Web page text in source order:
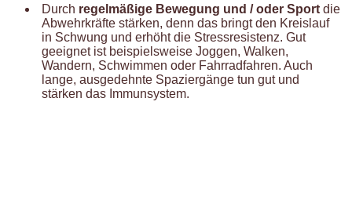
Durch regelmäßige Bewegung und / oder Sport die
Abwehrkräfte stärken, denn das bringt den Kreislauf
in Schwung und erhöht die Stressresistenz. Gut
geeignet ist beispielsweise Joggen, Walken,
Wandern, Schwimmen oder Fahrradfahren. Auch
lange, ausgedehnte Spaziergänge tun gut und
stärken das Immunsystem.